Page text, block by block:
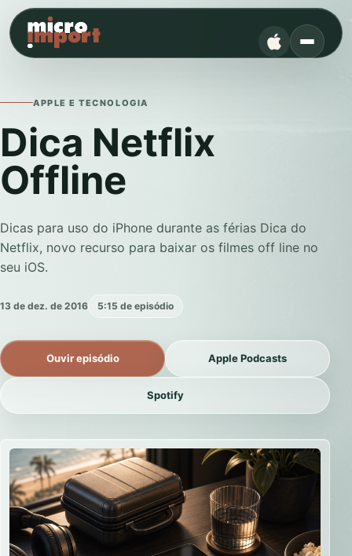
APPLE E TECNOLOGIA
Dica Netflix
Offline
Dicas para uso do iPhone durante as férias Dica do
Netflix, novo recurso para baixar os filmes off line no
seu iOS.
13 de dez. de 2016 5:15 de episódio
Ouvir episódio Apple Podcasts
Spotify